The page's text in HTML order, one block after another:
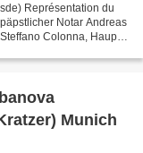
Représentation du
Notar Andreas
Colonna, Haupt
Munich